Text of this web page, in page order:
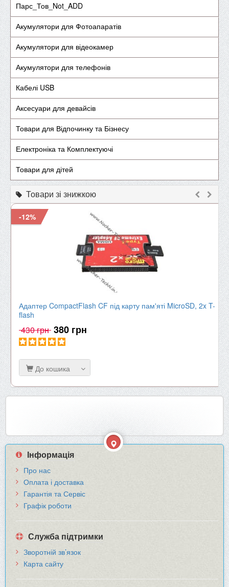
Парс_Тов_Not_ADD
Акумулятори для Фотоапаратів
Акумулятори для відеокамер
Акумулятори для телефонів
Кабелі USB
Аксесуари для девайсів
Товари для Відпочинку та Бізнесу
Електроніка та Комплектуючі
Товари для дітей
Товари зі знижкою
-12%
Адаптер CompactFlash CF під карту пам'яті MicroSD, 2x T-
flash
430 грн 380 грн
До кошика
Інформація
Про нас
Оплата і доставка
Гарантія та Сервіс
Графік роботи
Служба підтримки
Зворотній зв’язок
Карта сайту